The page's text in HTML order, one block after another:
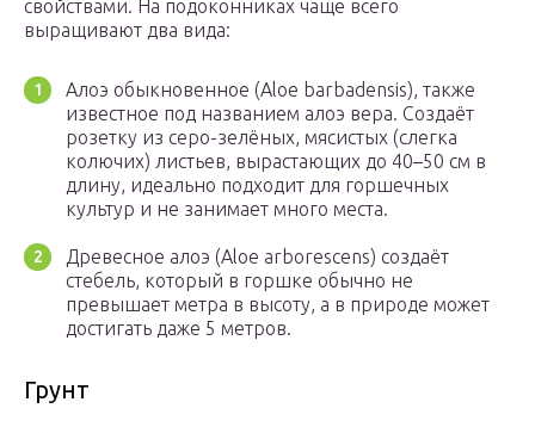
свойствами. На подоконниках чаще всего
выращивают два вида:
Алоэ обыкновенное (Aloe barbadensis), также
известное под названием алоэ вера. Создаёт
розетку из серо-зелёных, мясистых (слегка
колючих) листьев, вырастающих до 40–50 см в
длину, идеально подходит для горшечных
культур и не занимает много места.
Древесное алоэ (Aloe arborescens) создаёт
стебель, который в горшке обычно не
превышает метра в высоту, а в природе может
достигать даже 5 метров.
Грунт